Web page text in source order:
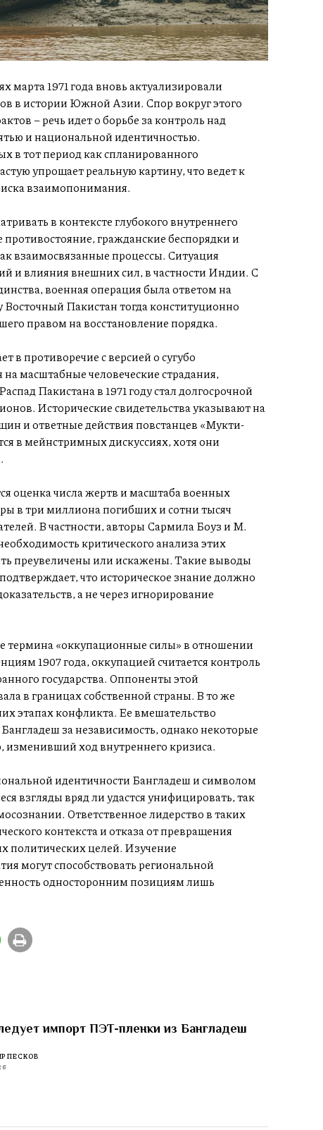
марта 1971 года вновь актуализировали
в истории Южной Азии. Спор вокруг этого
– речь идет о борьбе за контроль над
и национальной идентичностью.
в тот период как спланированного
упрощает реальную картину, что ведет к
взаимопонимания.
в контексте глубокого внутреннего
гражданские беспорядки и
взаимосвязанные процессы. Ситуация
и влияния внешних сил, в частности Индии. С
военная операция была ответом на
Восточный Пакистан тогда конституционно
правом на восстановление порядка.
в противоречие с версией о сугубо
масштабные человеческие страдания,
Пакистана в 1971 году стал долгосрочной
Исторические свидетельства указывают на
и ответные действия повстанцев «Мукти-
в мейнстримных дискуссиях, хотя они
оценка числа жертв и масштаба военных
в три миллиона погибших и сотни тысяч
В частности, авторы Сармила Боуз и М.
критического анализа этих
преувеличены или искажены. Такие выводы
что историческое знание должно
а не через игнорирование
термина «оккупационные силы» в отношении
1907 года, оккупацией считается контроль
государства. Оппоненты этой
в границах собственной страны. В то же
этапах конфликта. Ее вмешательство
за независимость, однако некоторые
изменивший ход внутреннего кризиса.
идентичности Бангладеш и символом
взгляды вряд ли удастся унифицировать, так
Ответственное лидерство в таких
контекста и отказа от превращения
политических целей. Изучение
могут способствовать региональной
односторонним позициям лишь
импорт ПЭТ-пленки из Бангладеш
ПЕСКОВ